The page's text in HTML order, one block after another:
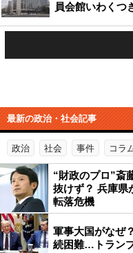
員会館いわくつ
最新の政治・社会記事
政治 社会 事件 コラ
“財政のプロ”斎
抜けず？ 兵庫県
転落危機
軍事大国がなぜ
続困難…トラン